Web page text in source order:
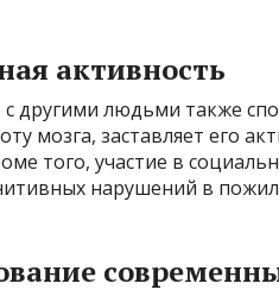
активность
другими людьми также
мозга, заставляет его
того, участие в
нарушений в